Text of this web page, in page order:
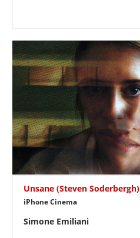
Unsane (Steven Soderbergh)
iPhone Cinema
Simone Emiliani